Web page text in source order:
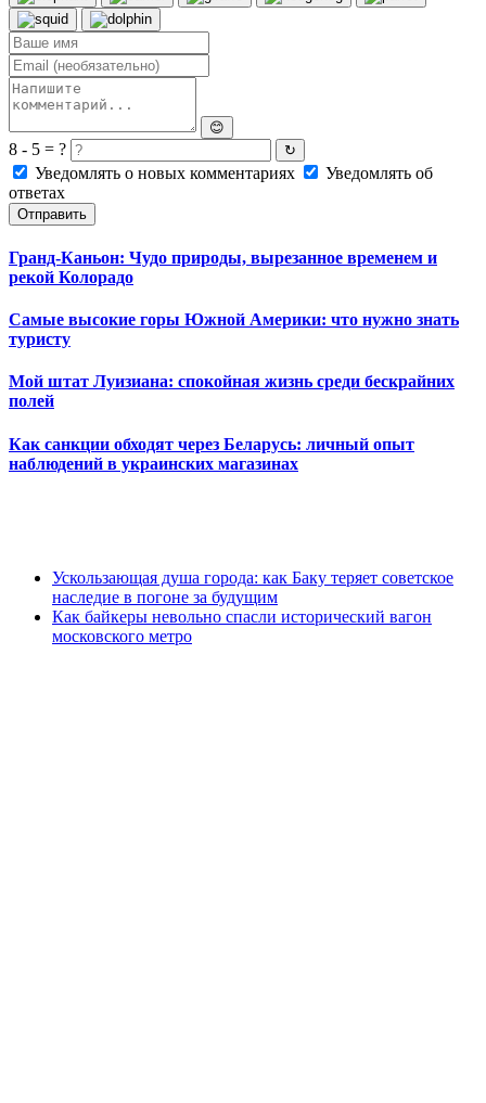
😊
8 - 5 = ? ↻
Уведомлять о новых комментариях
Уведомлять об
ответах
Отправить
Гранд-Каньон: Чудо природы, вырезанное временем и
рекой Колорадо
Самые высокие горы Южной Америки: что нужно знать
туристу
Мой штат Луизиана: спокойная жизнь среди бескрайних
полей
Как санкции обходят через Беларусь: личный опыт
наблюдений в украинских магазинах
Ускользающая душа города: как Баку теряет советское
наследие в погоне за будущим
Как байкеры невольно спасли исторический вагон
московского метро